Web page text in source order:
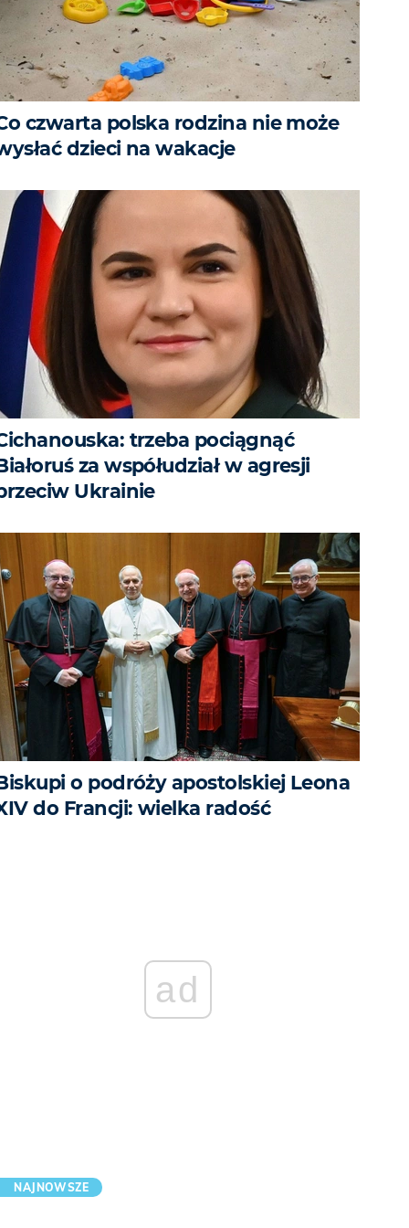
czwarta polska rodzina nie może
dzieci na wakacje
trzeba pociągnąć
za współudział w agresji
Ukrainie
o podróży apostolskiej Leona
do Francji: wielka radość
ad
NAJNOWSZE